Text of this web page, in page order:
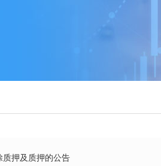
质押及质押的公告